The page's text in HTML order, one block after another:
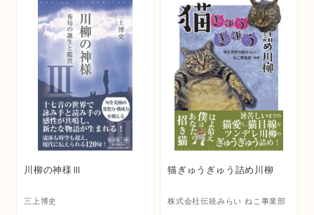
川柳の神様Ⅲ
三上博史
猫ぎゅうぎゅう詰め川柳
株式会社伝統みらい ねこ事業部